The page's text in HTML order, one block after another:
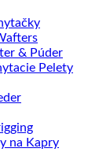
& Púder
Pelety
na Kapry